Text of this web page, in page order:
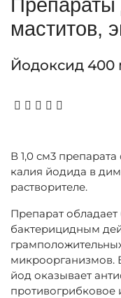
Препараты
маститов,
Йодоксид 400
В 1,0 см3
калия йодида в
растворителе.
Препарат обладает
бактерицидным
микроорганизмов.
йод оказывает
противогрибковое